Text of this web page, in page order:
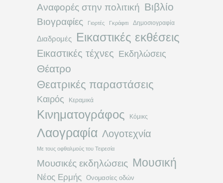
Αναφορές στην πολιτική Βιβλίο
Βιογραφίες Γιορτές Γκράφιτι Δημοσιογραφία
Διαδρομές Εικαστικές εκθέσεις
Εικαστικές τέχνες Εκδηλώσεις
Θέατρο
Θεατρικές παραστάσεις
Καιρός Κεραμικά
Κινηματογράφος Κόμικς
Λαογραφία Λογοτεχνία
Με τους οφθαλμούς του Τειρεσία
Μουσικές εκδηλώσεις Μουσική
Νέος Ερμής Ονομασίες οδών